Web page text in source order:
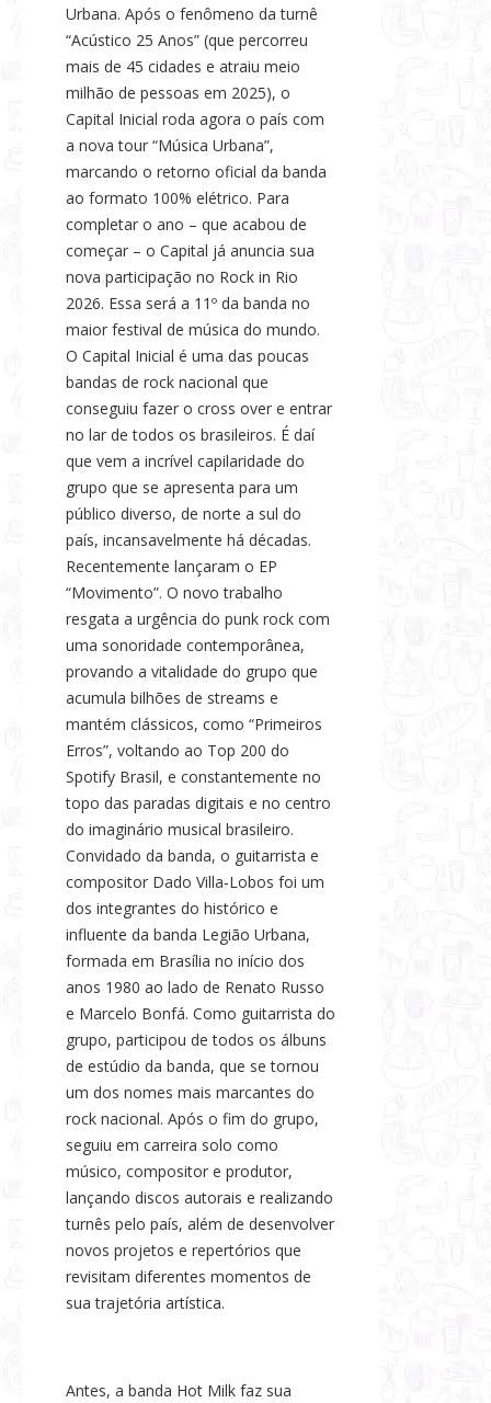
Urbana. Após o fenômeno da turnê
“Acústico 25 Anos” (que percorreu
mais de 45 cidades e atraiu meio
milhão de pessoas em 2025), o
Capital Inicial roda agora o país com
a nova tour “Música Urbana”,
marcando o retorno oficial da banda
ao formato 100% elétrico. Para
completar o ano – que acabou de
começar – o Capital já anuncia sua
nova participação no Rock in Rio
2026. Essa será a 11º da banda no
maior festival de música do mundo.
O Capital Inicial é uma das poucas
bandas de rock nacional que
conseguiu fazer o cross over e entrar
no lar de todos os brasileiros. É daí
que vem a incrível capilaridade do
grupo que se apresenta para um
público diverso, de norte a sul do
país, incansavelmente há décadas.
Recentemente lançaram o EP
“Movimento”. O novo trabalho
resgata a urgência do punk rock com
uma sonoridade contemporânea,
provando a vitalidade do grupo que
acumula bilhões de streams e
mantém clássicos, como “Primeiros
Erros”, voltando ao Top 200 do
Spotify Brasil, e constantemente no
topo das paradas digitais e no centro
do imaginário musical brasileiro.
Convidado da banda, o guitarrista e
compositor Dado Villa‑Lobos foi um
dos integrantes do histórico e
influente da banda Legião Urbana,
formada em Brasília no início dos
anos 1980 ao lado de Renato Russo
e Marcelo Bonfá. Como guitarrista do
grupo, participou de todos os álbuns
de estúdio da banda, que se tornou
um dos nomes mais marcantes do
rock nacional. Após o fim do grupo,
seguiu em carreira solo como
músico, compositor e produtor,
lançando discos autorais e realizando
turnês pelo país, além de desenvolver
novos projetos e repertórios que
revisitam diferentes momentos de
sua trajetória artística.
Antes, a banda Hot Milk faz sua